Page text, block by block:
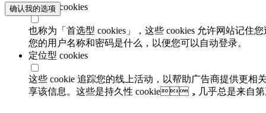
功能性 cookies
也称为「首选型 cookies」，这些 cookies 允许网站记住您
您的用户名称和密码是什么，以便您可以自动登录。
定位型 cookies
这些 cookie 追踪您的线上活动，以帮助广告商提供更
享该信息。这些是持久性 cookie，几乎总是来自第
确认我的选项